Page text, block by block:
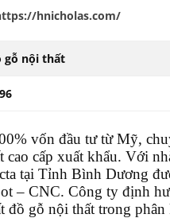
hnicholas.com/
gỗ nội thất
vốn đầu tư từ Mỹ,
cao cấp xuất khẩu. Với
tại Tỉnh Bình Dương
– CNC. Công ty định
đồ gỗ nội thất trong phân